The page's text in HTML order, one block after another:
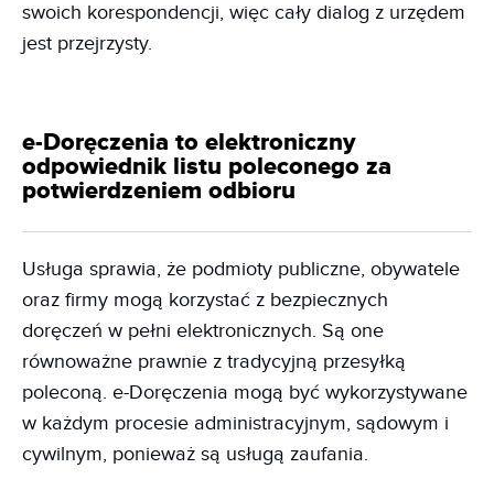
swoich korespondencji, więc cały dialog z urzędem
jest przejrzysty.
e-Doręczenia to elektroniczny
odpowiednik listu poleconego za
potwierdzeniem odbioru
Usługa sprawia, że podmioty publiczne, obywatele
oraz firmy mogą korzystać z bezpiecznych
doręczeń w pełni elektronicznych. Są one
równoważne prawnie z tradycyjną przesyłką
poleconą. e-Doręczenia mogą być wykorzystywane
w każdym procesie administracyjnym, sądowym i
cywilnym, ponieważ są usługą zaufania.